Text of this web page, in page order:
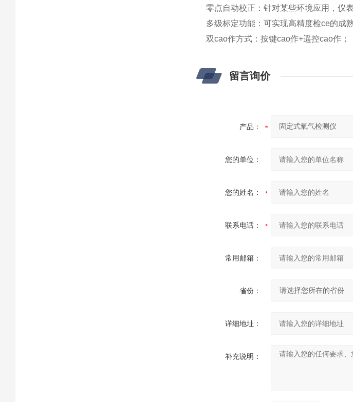
零点自动校正：针对某些环境应用，仪
多级标定功能：可实现高精度检ce的成
双cao作方式：按键cao作+遥控cao作；
留言询价
产品：
您的单位：
您的姓名：
联系电话：
常用邮箱：
省份：
详细地址：
补充说明：